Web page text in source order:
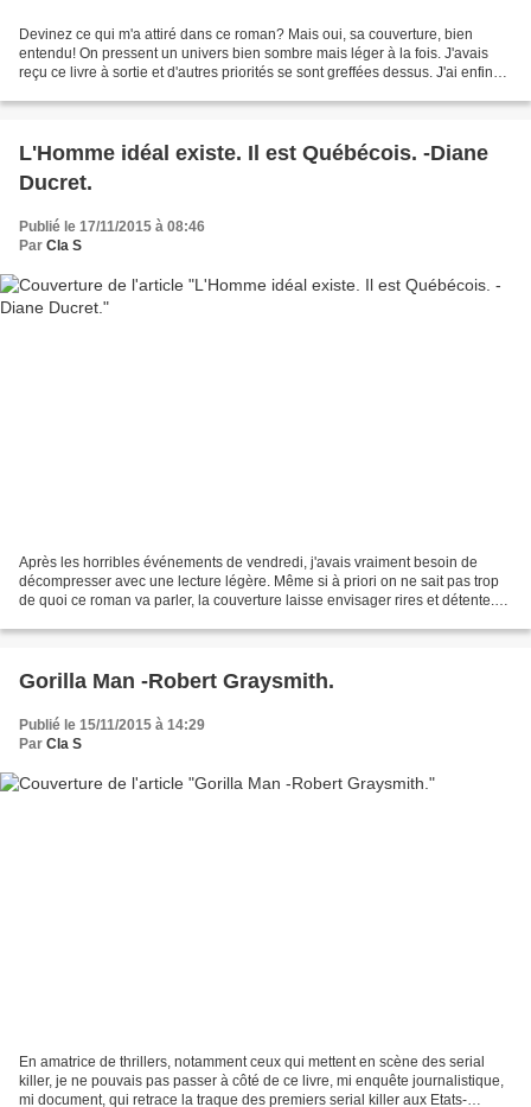
Devinez ce qui m'a attiré dans ce roman? Mais oui, sa couverture, bien
entendu! On pressent un univers bien sombre mais léger à la fois. J'avais
reçu ce livre à sortie et d'autres priorités se sont greffées dessus. J'ai enfin
L'Homme idéal existe. Il est Québécois. -Diane
Ducret.
Publié le 17/11/2015 à 08:46
Par Cla S
Après les horribles événements de vendredi, j'avais vraiment besoin de
décompresser avec une lecture légère. Même si à priori on ne sait pas trop
de quoi ce roman va parler, la couverture laisse envisager rires et détente.
Gorilla Man -Robert Graysmith.
Publié le 15/11/2015 à 14:29
Par Cla S
En amatrice de thrillers, notamment ceux qui mettent en scène des serial
killer, je ne pouvais pas passer à côté de ce livre, mi enquête journalistique,
mi document, qui retrace la traque des premiers serial killer aux Etats-